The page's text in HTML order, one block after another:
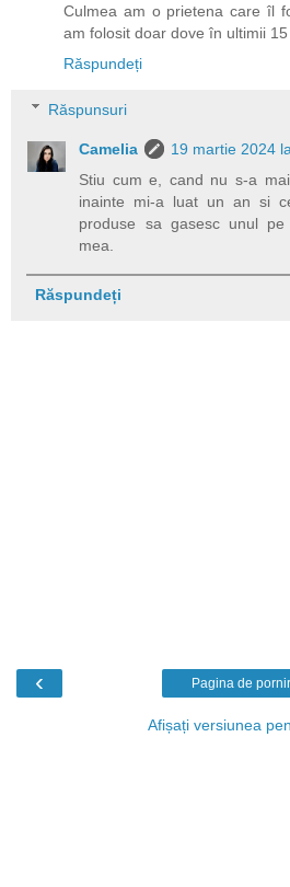
Culmea am o prietena care îl
am folosit doar dove în ultimii
Răspundeți
Răspunsuri
Camelia
19 martie 2024
Stiu cum e, cand nu s-a
inainte mi-a luat un an si
produse sa gasesc unul
mea.
Răspundeți
‹ Pagina de
Afișați versiunea